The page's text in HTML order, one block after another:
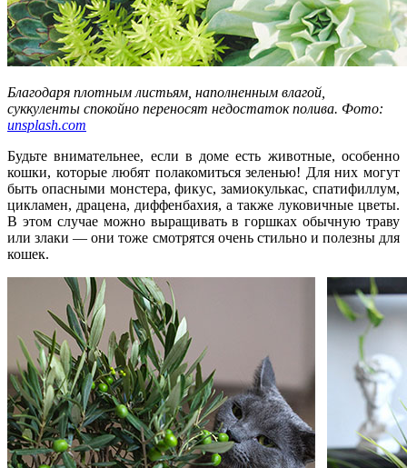
Благодаря плотным листьям, наполненным влагой,
суккуленты спокойно переносят недостаток полива. Фото:
unsplash.com
Будьте внимательнее, если в доме есть животные, особенно
кошки, которые любят полакомиться зеленью! Для них могут
быть опасными монстера, фикус, замиокулькас, спатифиллум,
цикламен, драцена, диффенбахия, а также луковичные цветы.
В этом случае можно выращивать в горшках обычную траву
или злаки — они тоже смотрятся очень стильно и полезны для
кошек.